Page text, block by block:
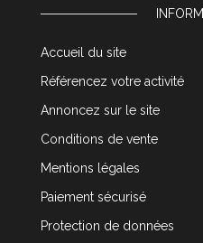
Accueil du site
Référencez votre activité
Annoncez sur le site
Conditions de vente
Mentions légales
Paiement sécurisé
Protection de données